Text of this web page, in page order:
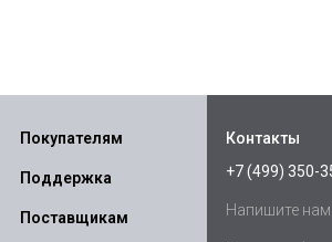
Покупателям
Поддержка
Поставщикам
Контакты
+7 (499) 350-
Напишите нам: